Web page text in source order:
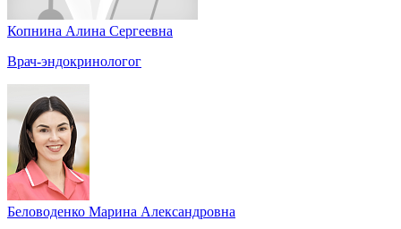
Копнина Алина Сергеевна
Врач-эндокринологог
Беловоденко Марина Александровна